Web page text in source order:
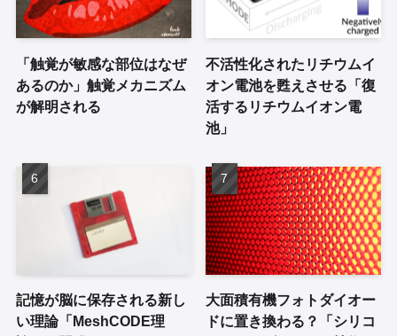
「触覚が敏感な部位はなぜ
あるのか」触覚メカニズム
が解明される
不活性化されたリチウムイ
オン電池を甦えさせる「復
活するリチウムイオン電
池」
記憶が脳に保存される新し
い理論「MeshCODE理
大面積有機フォトダイオー
ドに置き換わる？「シリコ